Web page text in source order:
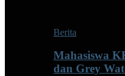
Berita
Mahasiswa
dan Grey